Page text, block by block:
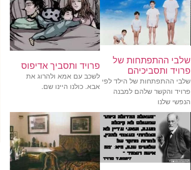
שלבי ההתפתחות של
פרויד ותסביכיהם
שלבי ההתפתחות של הילד לפי
פרויד והקשר שלהם למבנה
הנפשי שלנו
פרויד ותסביך אדיפוס
לשכב עם אמא ולהרוג את
אבא. כולנו היינו שם.